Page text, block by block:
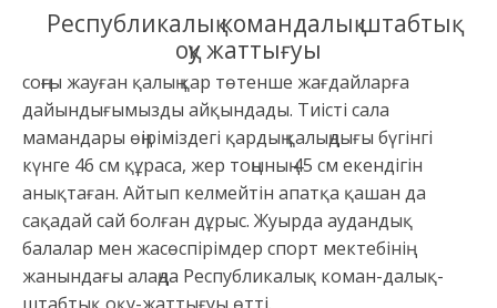
Республикалық командалық штабтық
оқу жаттығуы
соңғы жауған қалың қар төтенше жағдайларға
дайындығымызды айқындады. Тиісті сала
мамандары өңіріміздегі қардың қалыңдығы бүгінгі
күнге 46 см құраса, жер тоңының 45 см екендігін
анықтаған. Айтып келмейтін апатқа қашан да
сақадай сай болған дұрыс. Жуырда аудандық
балалар мен жасөспірімдер спорт мектебінің
жанындағы алаңда Республикалық коман-далық-